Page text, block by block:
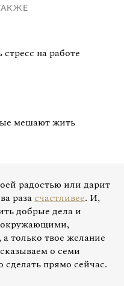
на работе
мешают жить
радостью или дарит
разасчастливее. И,
добрые дела и
только твое желание
о семи
прямо сейчас.